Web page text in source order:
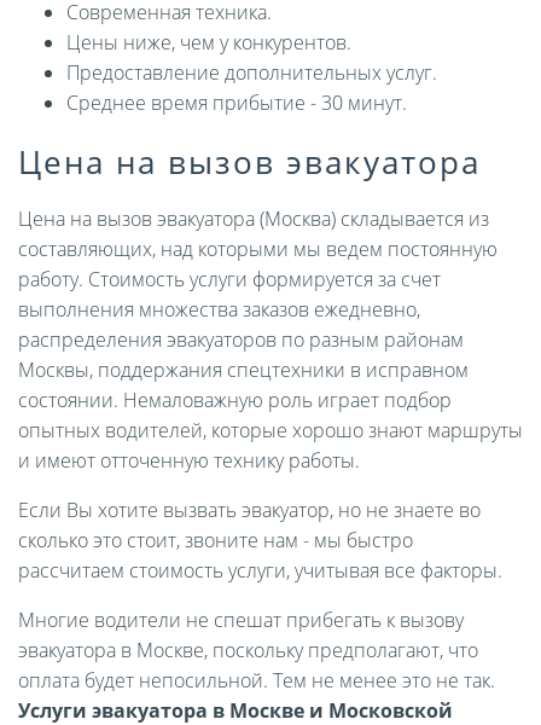
Современная техника.
Цены ниже, чем у конкурентов.
Предоставление дополнительных услуг.
Среднее время прибытие - 30 минут.
Цена на вызов эвакуатора
Цена на вызов эвакуатора (Москва) складывается из
составляющих, над которыми мы ведем постоянную
работу. Стоимость услуги формируется за счет
выполнения множества заказов ежедневно,
распределения эвакуаторов по разным районам
Москвы, поддержания спецтехники в исправном
состоянии. Немаловажную роль играет подбор
опытных водителей, которые хорошо знают маршруты
и имеют отточенную технику работы.
Если Вы хотите вызвать эвакуатор, но не знаете во
сколько это стоит, звоните нам - мы быстро
рассчитаем стоимость услуги, учитывая все факторы.
Многие водители не спешат прибегать к вызову
эвакуатора в Москве, поскольку предполагают, что
оплата будет непосильной. Тем не менее это не так.
Услуги эвакуатора в Москве и Московской